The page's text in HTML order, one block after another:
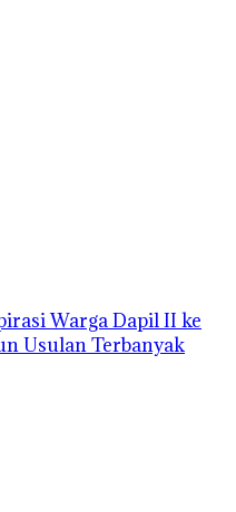
Warga Dapil II ke
Usulan Terbanyak